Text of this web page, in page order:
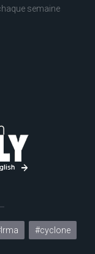
semaine
#cyclone